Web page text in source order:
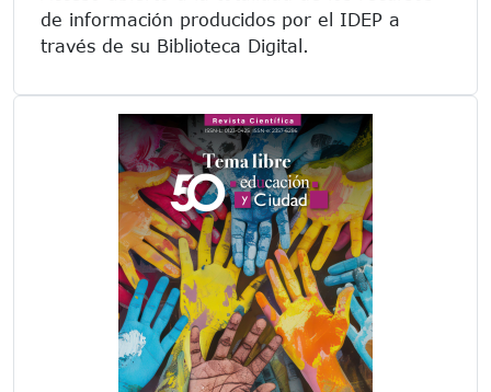
de información producidos por el IDEP a
través de su Biblioteca Digital.